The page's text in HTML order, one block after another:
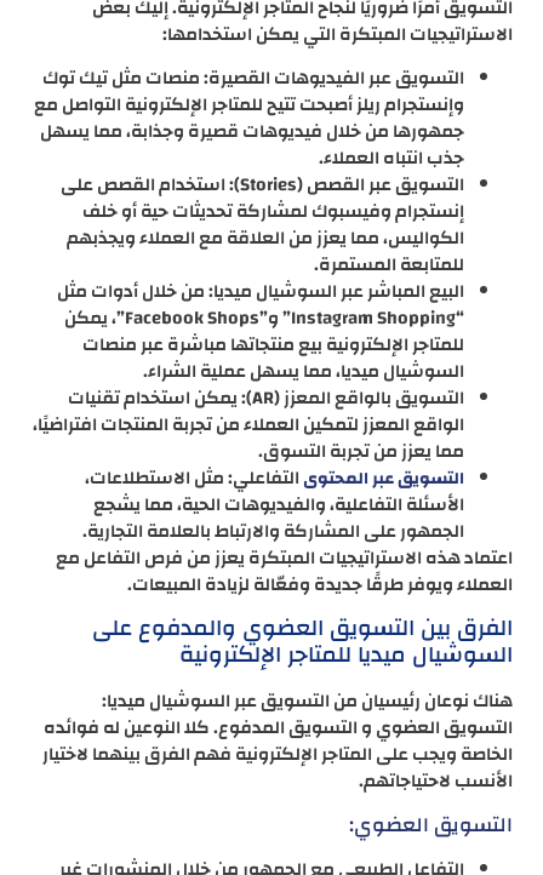
التسويق أمرًا ضروريًا لنجاح المتاجر الإلكترونية. إليك بعض
الاستراتيجيات المبتكرة التي يمكن استخدامها:
التسويق عبر الفيديوهات القصيرة: منصات مثل تيك توك
وإنستجرام ريلز أصبحت تتيح للمتاجر الإلكترونية التواصل مع
جمهورها من خلال فيديوهات قصيرة وجذابة، مما يسهل
جذب انتباه العملاء.
التسويق عبر القصص (Stories): استخدام القصص على
إنستجرام وفيسبوك لمشاركة تحديثات حية أو خلف
الكواليس، مما يعزز من العلاقة مع العملاء ويجذبهم
للمتابعة المستمرة.
البيع المباشر عبر السوشيال ميديا: من خلال أدوات مثل
“Instagram Shopping” و”Facebook Shops”، يمكن
للمتاجر الإلكترونية بيع منتجاتها مباشرة عبر منصات
السوشيال ميديا، مما يسهل عملية الشراء.
التسويق بالواقع المعزز (AR): يمكن استخدام تقنيات
الواقع المعزز لتمكين العملاء من تجربة المنتجات افتراضيًا،
مما يعزز من تجربة التسوق.
التسويق عبر المحتوىالتفاعلي: مثل الاستطلاعات،
الأسئلة التفاعلية، والفيديوهات الحية، مما يشجع
الجمهور على المشاركة والارتباط بالعلامة التجارية.
اعتماد هذه الاستراتيجيات المبتكرة يعزز من فرص التفاعل مع
العملاء ويوفر طرقًا جديدة وفعّالة لزيادة المبيعات.
الفرق بين التسويق العضوي والمدفوع على
السوشيال ميديا للمتاجر الإلكترونية
هناك نوعان رئيسيان من التسويق عبر السوشيال ميديا:
التسويق العضوي و التسويق المدفوع. كلا النوعين له فوائده
الخاصة ويجب على المتاجر الإلكترونية فهم الفرق بينهما لاختيار
الأنسب لاحتياجاتهم.
التسويق العضوي: